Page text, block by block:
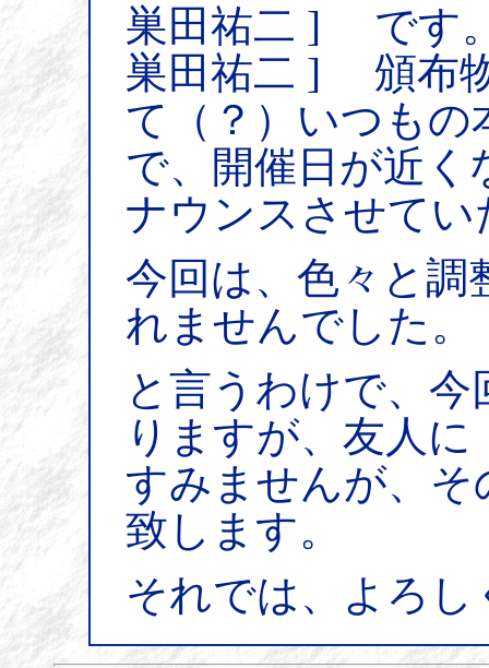
巣田祐二 ] です
巣田祐二 ] 頒布
て（？）いつもの
で、開催日が近
ナウンスさせて
今回は、色々と調
れませんでした。
と言うわけで、
りますが、友人
すみませんが、
致します。
それでは、よろ